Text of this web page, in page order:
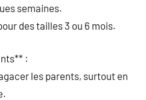
semaines.
des tailles 3 ou 6 mois.
:
les parents, surtout en